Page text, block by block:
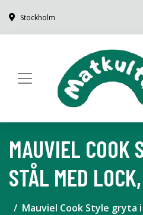
Stockholm
MAUVIEL COOK
STÅL MED
Mauviel Cook Style gryta